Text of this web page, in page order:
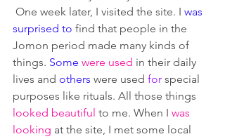
One week later, I visited the site. I was
surprised to find that people in the
Jomon period made many kinds of
things. Some were used in their daily
lives and others were used for special
purposes like rituals. All those things
looked beautiful to me. When I was
looking at the site, I met some local